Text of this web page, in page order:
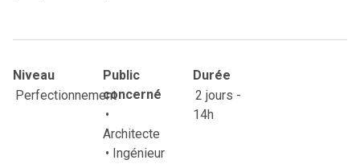
Niveau
Perfectionnement
Public
concerné
•
Architecte
• Ingénieur
Durée
2 jours -
14h